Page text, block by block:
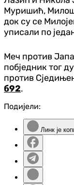
Муришић,
док су се
уписали по
Меч против
побједник тог
против
б92.
Подијели:
Линк је